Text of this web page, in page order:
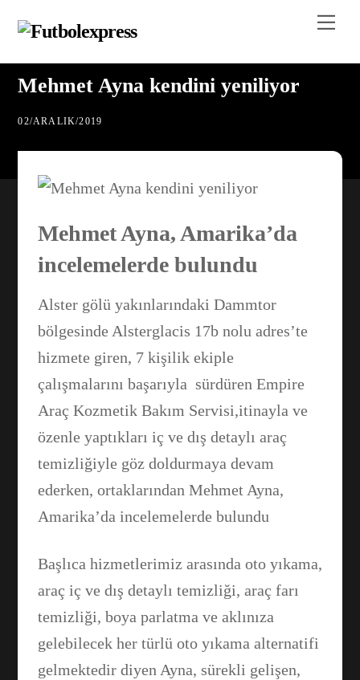
content
Mehmet Ayna kendini yeniliyor
02/ARALIK/2019
Mehmet Ayna, Amarika’da
incelemelerde bulundu
Alster gölü yakınlarındaki Dammtor
bölgesinde Alsterglacis 17b nolu adres’te
hizmete giren, 7 kişilik ekiple
çalışmalarını başarıyla sürdüren Empire
Araç Kozmetik Bakım Servisi,itinayla ve
özenle yaptıkları iç ve dış detaylı araç
temizliğiyle göz doldurmaya devam
ederken, ortaklarından Mehmet Ayna,
Amarika’da incelemelerde bulundu
Başlıca hizmetlerimiz arasında oto yıkama,
araç iç ve dış detaylı temizliği, araç farı
temizliği, boya parlatma ve aklınıza
gelebilecek her türlü oto yıkama alternatifi
gelmektedir diyen Ayna, sürekli gelişen,
Facebook